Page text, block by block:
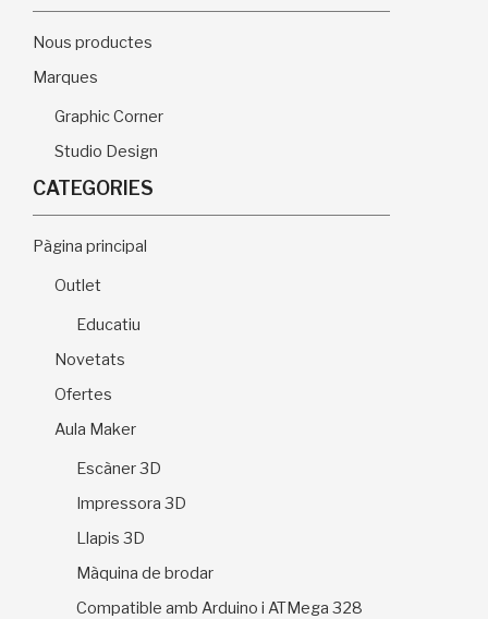
Nous productes
Marques
Graphic Corner
Studio Design
CATEGORIES
Pàgina principal
Outlet
Educatiu
Novetats
Ofertes
Aula Maker
Escàner 3D
Impressora 3D
Llapis 3D
Màquina de brodar
Compatible amb Arduino i ATMega 328